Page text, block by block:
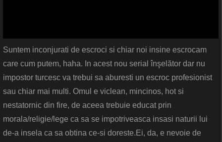
Suntem inconjurati de escroci si chiar noi insine escrocam
care cum putem, haha. In acest nou serial înşelător dar nu
impostor turcesc va trebui sa aburesti un escroc profesionist
sau chiar mai multi. Omul e viclean, mincinos, hot si
nestatornic din fire, de aceea trebuie educat prin
morala/religie/lege ca sa se impotriveasca insasi naturii lui
de-a insela ca sa obtina ce-si doreste.Ei, da, e nevoie de